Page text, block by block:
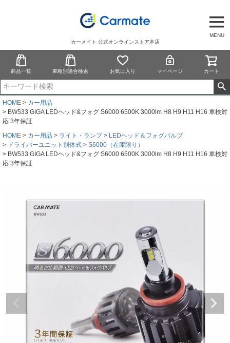
MENU
カーメイト 公式オンラインストア本店
商品一覧 車種別適合検索 お気に入り マイページ カート
HOME
カー用品
BW533 GIGA LEDヘッド&フォグ S6000 6500K 3000lm H8 H9 H11 H16 車検対
応 3年保証
HOME
カー用品 ライト・ランプ
LEDヘッド＆フォグバルブ
ドライバーユニット別体式
S6000（在庫限り）
BW533 GIGA LEDヘッド&フォグ S6000 6500K 3000lm H8 H9 H11 H16 車検対
応 3年保証